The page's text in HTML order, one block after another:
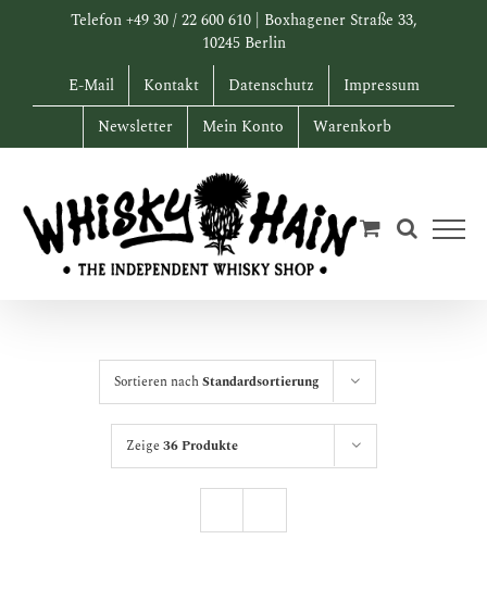
Telefon +49 30 / 22 600 610 | Boxhagener Straße 33,
10245 Berlin
E-Mail
Kontakt Datenschutz
Impressum
Newsletter
Mein Konto Warenkorb
Sortieren nachStandardsortierung
Zeige36 Produkte